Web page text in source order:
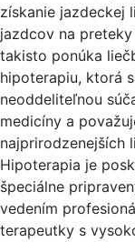
získanie jazdeckej
jazdcov na
takisto ponúka
hipoterapiu, ktorá
neoddeliteľnou
medicíny a
najprirodzenejších
Hipoterapia je
špeciálne
vedením
terapeutky s